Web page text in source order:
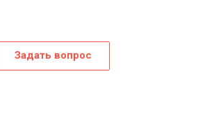
Задать вопрос